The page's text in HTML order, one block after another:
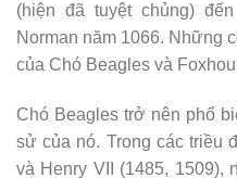
(hiện đã tuyệt chủng)
Norman năm 1066. Những
của Chó Beagles và
Chó Beagles trở nên phổ
sử của nó. Trong các triều
và Henry VII (1485, 1509),